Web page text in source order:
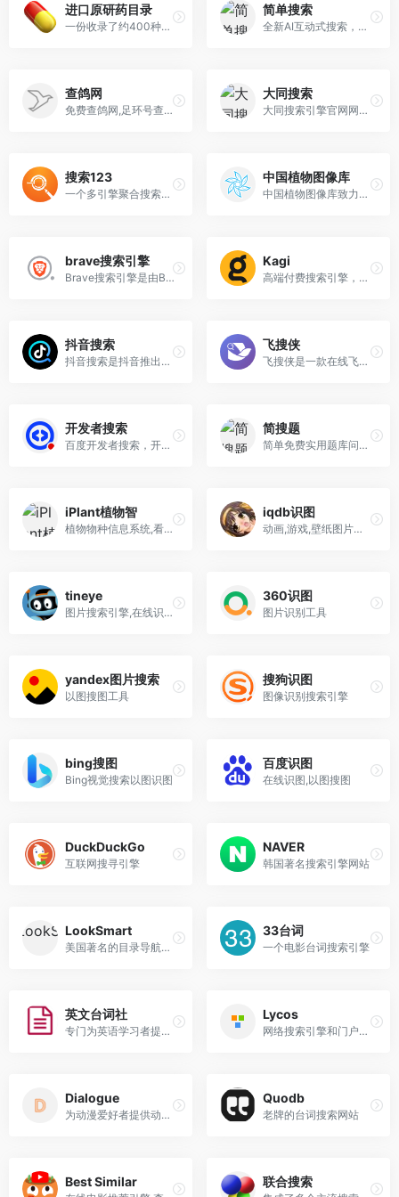
进口原研药目录
一份收录了约400种进口原研药品信息的数据库，旨在帮助医生和患者快速查询和获取相关信息
简单搜索
全新AI互动式搜索，能听会看，聪明懂你
查鸽网
免费查鸽网,足环号查询,信鸽成绩查询，全国最大的信鸽信息足环号查询网站
大同搜索
大同搜索引擎官网网页版入口网址
搜索123
一个多引擎聚合搜索引擎平台，用户可以通过一个统一的搜索框同时查询多个搜索引擎的结果，包括AI搜索、百度、搜狗、Google、影视资源搜索以及网盘资源等。
中国植物图像库
中国植物图像库致力于收集、整理并长期保存植物照片、底片、幻灯片、数码图片源文件及其他植物学科相关影像的原始文件及拷贝。
brave搜索引擎
Brave搜索引擎是由Brave Software开发的一款注重隐私保护的搜索引擎。
Kagi
高端付费搜索引擎，页面简洁干净，无常见的资讯推荐，域名解析和网站载入速度快。Kagi 采用订阅模式，新用户有 100 次免费搜索机会，之后需开通会员。
抖音搜索
抖音搜索是抖音推出的一款独立内容搜索引擎，专注于短视频和图文内容的搜索，提供精准和丰富的信息获取体验。
飞搜侠
飞搜侠是一款在线飞书文档搜索工具,提供飞书文档搜索服务,帮助用户快速找到公开飞书文档,便捷获取飞书干货资料、课程、文档数据
开发者搜索
百度开发者搜索，开发者知识搜索引擎
简搜题
简单免费实用题库问答学习网站
iPlant植物智
植物物种信息系统,看图识花在线识别网站
iqdb识图
动画,游戏,壁纸图片搜索
tineye
图片搜索引擎,在线识图搜索网站
360识图
图片识别工具
yandex图片搜索
以图搜图工具
搜狗识图
图像识别搜索引擎
bing搜图
Bing视觉搜索以图识图
百度识图
在线识图,以图搜图
DuckDuckGo
互联网搜寻引擎
NAVER
韩国著名搜索引擎网站
LookSmart
美国著名的目录导航式搜索引擎
33台词
一个电影台词搜索引擎
英文台词社
专门为英语学习者提供英语电影台词搜索的网站
Lycos
网络搜索引擎和门户网站
Dialogue
为动漫爱好者提供动漫台词搜索的网站
Quodb
老牌的台词搜索网站
Best Similar 联合搜索